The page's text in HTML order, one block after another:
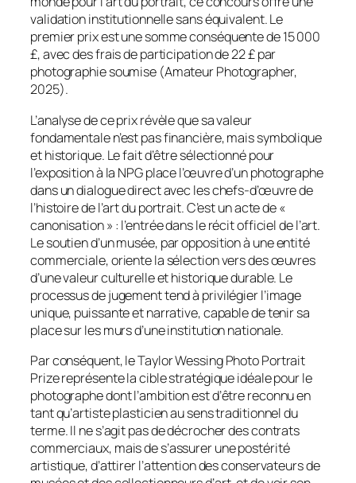
validation institutionnelle sans équivalent. Le
premier prix est une somme conséquente de 15 000
£, avec des frais de participation de 22 £ par
photographie soumise (Amateur Photographer,
2025).
L’analyse de ce prix révèle que sa valeur
fondamentale n’est pas financière, mais symbolique
et historique. Le fait d’être sélectionné pour
l’exposition à la NPG place l’œuvre d’un photographe
dans un dialogue direct avec les chefs-d’œuvre de
l’histoire de l’art du portrait. C’est un acte de «
canonisation » : l’entrée dans le récit officiel de l’art.
Le soutien d’un musée, par opposition à une entité
commerciale, oriente la sélection vers des œuvres
d’une valeur culturelle et historique durable. Le
processus de jugement tend à privilégier l’image
unique, puissante et narrative, capable de tenir sa
place sur les murs d’une institution nationale.
Par conséquent, le Taylor Wessing Photo Portrait
Prize représente la cible stratégique idéale pour le
photographe dont l’ambition est d’être reconnu en
tant qu’artiste plasticien au sens traditionnel du
terme. Il ne s’agit pas de décrocher des contrats
commerciaux, mais de s’assurer une postérité
artistique, d’attirer l’attention des conservateurs de